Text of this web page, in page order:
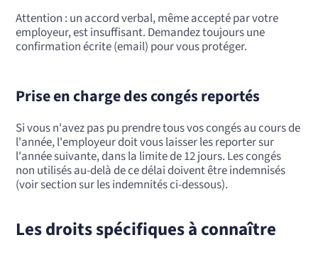
Attention : un accord verbal, même accepté par votre
employeur, est insuffisant. Demandez toujours une
confirmation écrite (email) pour vous protéger.
Prise en charge des congés reportés
Si vous n'avez pas pu prendre tous vos congés au cours de
l'année, l'employeur doit vous laisser les reporter sur
l'année suivante, dans la limite de 12 jours. Les congés
non utilisés au-delà de ce délai doivent être indemnisés
(voir section sur les indemnités ci-dessous).
Les droits spécifiques à connaître